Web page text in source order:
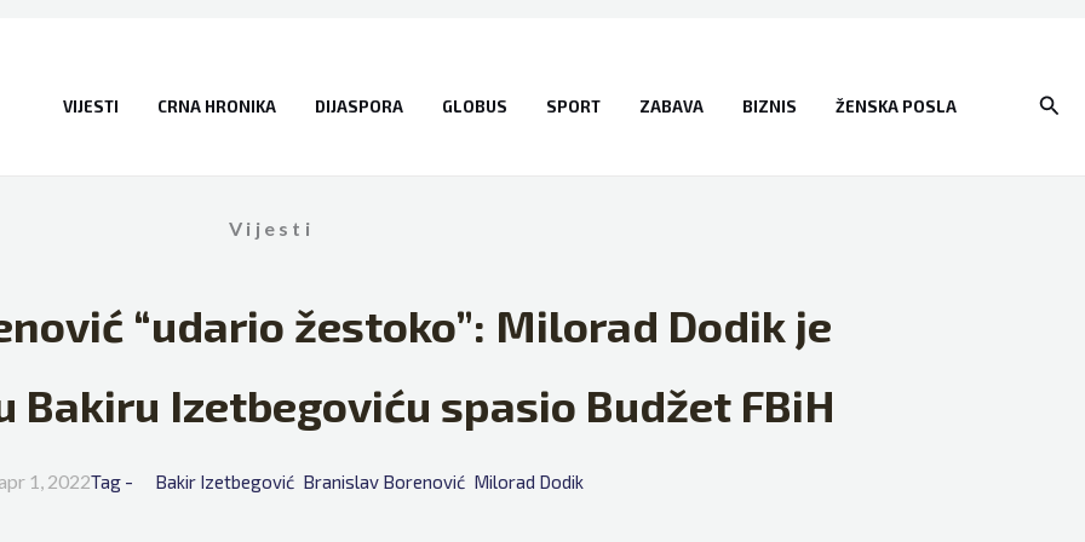
VIJESTI CRNA HRONIKA DIJASPORA GLOBUS SPORT ZABAVA BIZNIS ŽENSKA POSLA
Vijesti
“udario žestoko”: Milorad Dodik je
Izetbegoviću spasio Budžet FBiH
apr 1, 2022Tag - Bakir Izetbegović Branislav Borenović Milorad Dodik